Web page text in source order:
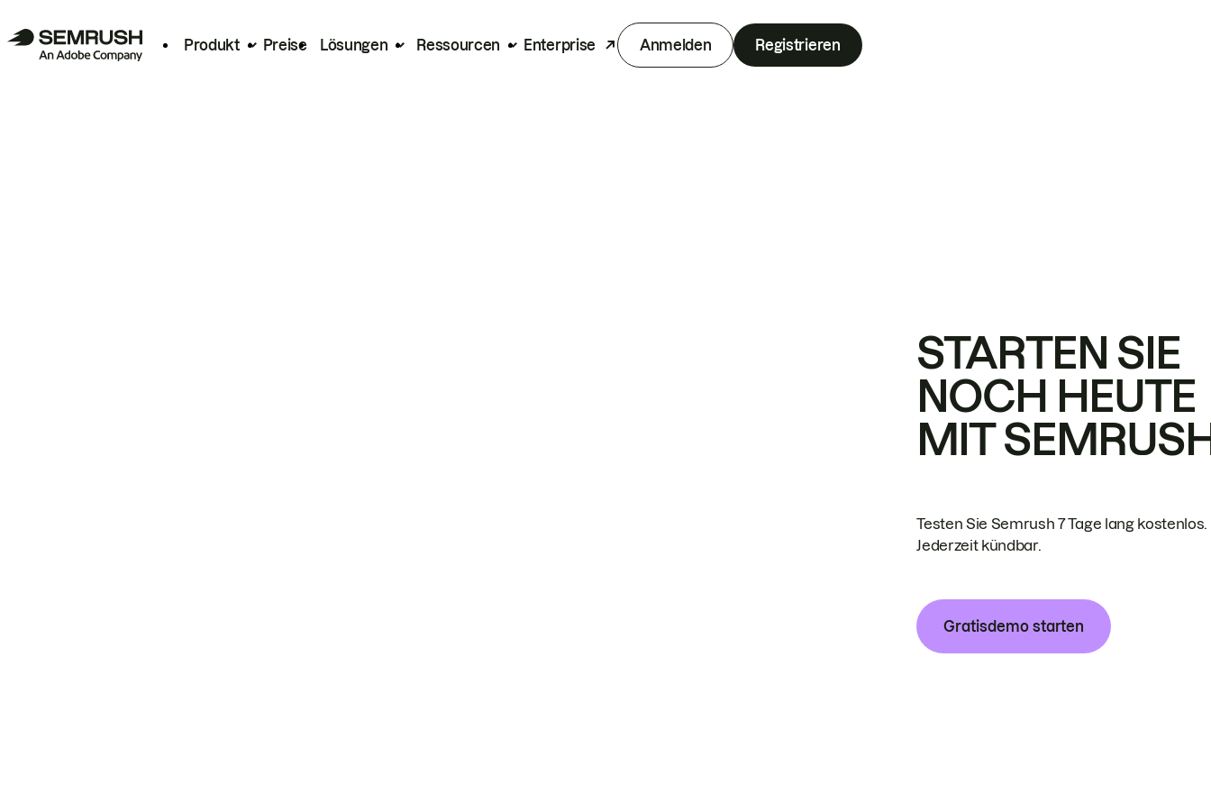
Produkt Preise Lösungen Ressourcen Enterprise Anmelden Registrieren
STARTEN SIE
NOCH HEUTE
MIT
Testen Sie Semrush 7 Tage lang kostenlos.
Jederzeit kündbar.
Gratisdemo starten